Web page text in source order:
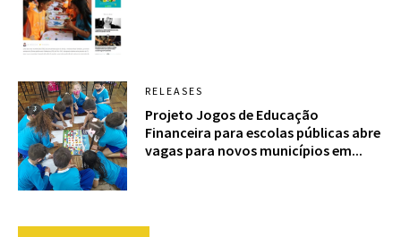
RELEASES
Projeto Jogos de Educação
Financeira para escolas públicas abre
vagas para novos municípios em...